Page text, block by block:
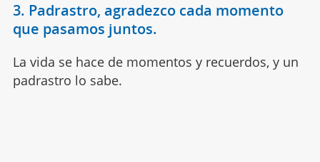
3. Padrastro, agradezco cada momento
que pasamos juntos.
La vida se hace de momentos y recuerdos, y un
padrastro lo sabe.